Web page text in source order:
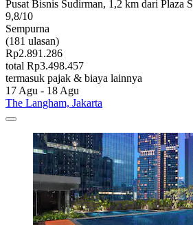
Pusat Bisnis Sudirman, 1,2 km dari Plaza
9,8/10
Sempurna
(181 ulasan)
Rp2.891.286
total Rp3.498.457
termasuk pajak & biaya lainnya
17 Agu - 18 Agu
The Langham, Jakarta